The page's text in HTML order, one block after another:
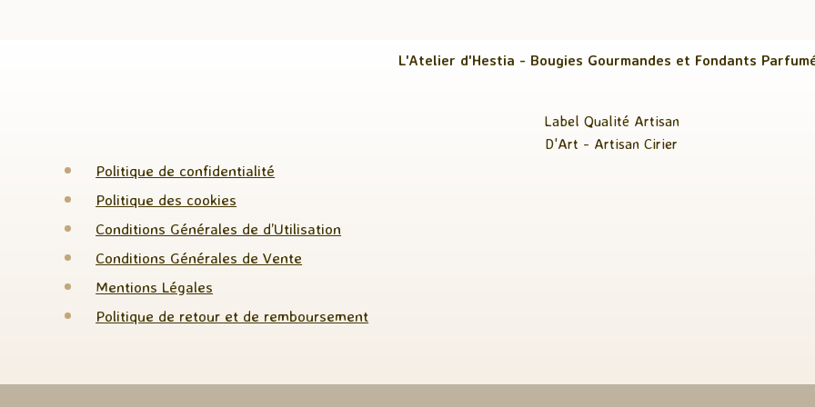
L'Atelier d'Hestia - Bougies Gourmandes et Fondants
Label Qualité Artisan
D'Art - Artisan Cirier
Politique de confidentialité
Politique des cookies
Conditions Générales de d’Utilisation
Conditions Générales de Vente
Mentions Légales
Politique de retour et de remboursement